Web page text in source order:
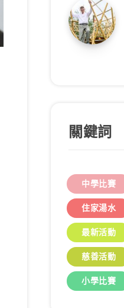
關鍵詞
中學比賽
住家湯水
最新活動
慈善活動
小學比賽